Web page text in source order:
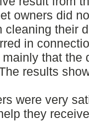
owners did
cleaning their
in
mainly that the
results
were very
they